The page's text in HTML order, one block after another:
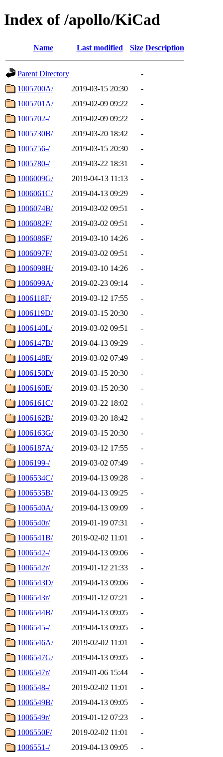
Index of /apollo/KiCad
Name Last modified Size Description
Parent Directory
-
1005700A/
2019-03-15 20:30
-
1005701A/
2019-02-09 09:22
-
1005702-/
2019-02-09 09:22
-
1005730B/
2019-03-20 18:42
-
1005756-/
2019-03-15 20:30
-
1005780-/
2019-03-22 18:31
-
1006009G/
2019-04-13 11:13
-
1006061C/
2019-04-13 09:29
-
1006074B/
2019-03-02 09:51
-
1006082F/
2019-03-02 09:51
-
1006086F/
2019-03-10 14:26
-
1006097F/
2019-03-02 09:51
-
1006098H/
2019-03-10 14:26
-
1006099A/
2019-02-23 09:14
-
1006118F/
2019-03-12 17:55
-
1006119D/
2019-03-15 20:30
-
1006140L/
2019-03-02 09:51
-
1006147B/
2019-04-13 09:29
-
1006148E/
2019-03-02 07:49
-
1006150D/
2019-03-15 20:30
-
1006160E/
2019-03-15 20:30
-
1006161C/
2019-03-22 18:02
-
1006162B/
2019-03-20 18:42
-
1006163G/
2019-03-15 20:30
-
1006187A/
2019-03-12 17:55
-
1006199-/
2019-03-02 07:49
-
1006534C/
2019-04-13 09:28
-
1006535B/
2019-04-13 09:25
-
1006540A/
2019-04-13 09:09
-
1006540r/
2019-01-19 07:31
-
1006541B/
2019-02-02 11:01
-
1006542-/
2019-04-13 09:06
-
1006542r/
2019-01-12 21:33
-
1006543D/
2019-04-13 09:06
-
1006543r/
2019-01-12 07:21
-
1006544B/
2019-04-13 09:05
-
1006545-/
2019-04-13 09:05
-
1006546A/
2019-02-02 11:01
-
1006547G/
2019-04-13 09:05
-
1006547r/
2019-01-06 15:44
-
1006548-/
2019-02-02 11:01
-
1006549B/
2019-04-13 09:05
-
1006549r/
2019-01-12 07:23
-
1006550F/
2019-02-02 11:01
-
1006551-/
2019-04-13 09:05
-